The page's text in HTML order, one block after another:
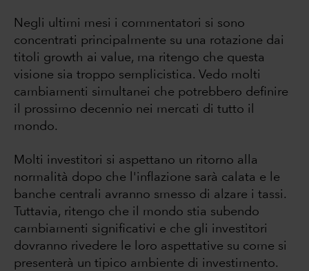
Negli ultimi mesi i commentatori si sono
concentrati principalmente su una rotazione dai
titoli growth ai value, ma ritengo che questa
visione sia troppo semplicistica. Vedo molti
cambiamenti simultanei che potrebbero definire
il prossimo decennio nei mercati di tutto il
mondo.
Molti investitori si aspettano un ritorno alla
normalità dopo che l'inflazione sarà calata e le
banche centrali avranno smesso di alzare i tassi.
Tuttavia, ritengo che il mondo stia subendo
cambiamenti significativi e che gli investitori
dovranno rivedere le loro aspettative su come si
presenterà un tipico ambiente di investimento.